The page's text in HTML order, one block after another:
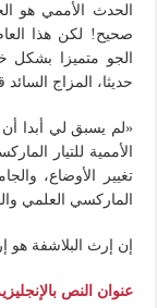
الحدث الأممي هو
صحيح! لكن هذا
الجو متميزا بشكل
حديثا، المزاج السائد
«لم يسبق لي أبدا
الأممية للتيار
تغيير الأوضاع،
الماركسي العلمي
إن إرث البلاشفة هو
عنوان النص